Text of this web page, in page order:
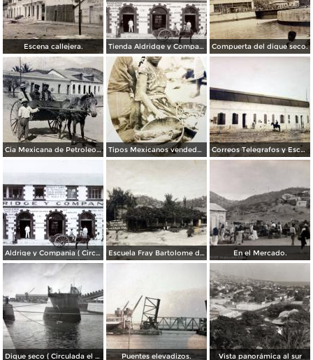
Escena callejera. Tienda Aldridge y Compañía Compuerta del dique seco.
Cia Mexicana de Petroleos. Tipos Mexicanos vendedora de Camarones y Pescado. Correos Telegrafos y Escuela.
Aldrige y Compania ( Circulada el 22 de Marzo de 1910 ). Escuela Fray Bartolome de Las Casass. En el Mercado.
Dique seco ( Circulada el 2 de abril de 1913 ). Puentes elevadizos. Vista panorámica al sur